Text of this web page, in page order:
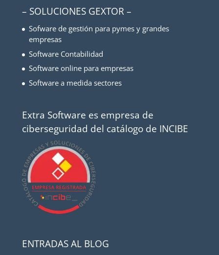
– SOLUCIONES GEXTOR –
Sofware de gestión para pymes y grandes
empresas
Software Contabilidad
Software online para empresas
Software a medida sectores
Extra Software es empresa de
ciberseguridad del catálogo de INCIBE
ENTRADAS AL BLOG